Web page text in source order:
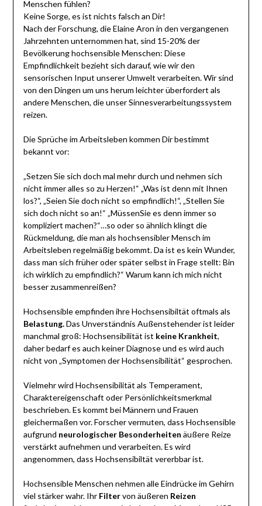
Menschen fühlen?
Keine Sorge, es ist nichts falsch an Dir!
Nach der Forschung, die Elaine Aron in den vergangenen
Jahrzehnten unternommen hat, sind 15-20% der
Bevölkerung hochsensible Menschen: Diese
Empfindlichkeit bezieht sich darauf, wie wir den
sensorischen Input unserer Umwelt verarbeiten. Wir sind
von den Dingen um uns herum leichter überfordert als
andere Menschen, die unser Sinnesverarbeitungssystem
reizen.
Die Sprüche im Arbeitsleben kommen Dir bestimmt
bekannt vor:
„Setzen Sie sich doch mal mehr durch und nehmen sich
nicht immer alles so zu Herzen!“ „Was ist denn mit Ihnen
los?“, „Seien Sie doch nicht so empfindlich!“, „Stellen Sie
sich doch nicht so an!“ „MüssenSie es denn immer so
kompliziert machen?“…so oder so ähnlich klingt die
Rückmeldung, die man als hochsensibler Mensch im
Arbeitsleben regelmäßig bekommt. Da ist es kein Wunder,
dass man sich früher oder später selbst in Frage stellt: Bin
ich wirklich zu empfindlich?“ Warum kann ich mich nicht
besser zusammenreißen?
Hochsensible empfinden ihre Hochsensibiltät oftmals als
Belastung.Das Unverständnis Außenstehender ist leider
manchmal groß: Hochsensibilität ist keine Krankheit,
daher bedarf es auch keiner Diagnose und es wird auch
nicht von „Symptomen der Hochsensibilität“ gesprochen.
Vielmehr wird Hochsensibilität als Temperament,
Charaktereigenschaft oder Persönlichkeitsmerkmal
beschrieben. Es kommt bei Männern und Frauen
gleichermaßen vor. Forscher vermuten, dass Hochsensible
aufgrund neurologischer Besonderheiten äußere Reize
verstärkt aufnehmen und verarbeiten. Es wird
angenommen, dass Hochsensibiltät vererbbar ist.
Hochsensible Menschen nehmen alle Eindrücke im Gehirn
viel stärker wahr. Ihr Filtervon äußeren Reizen